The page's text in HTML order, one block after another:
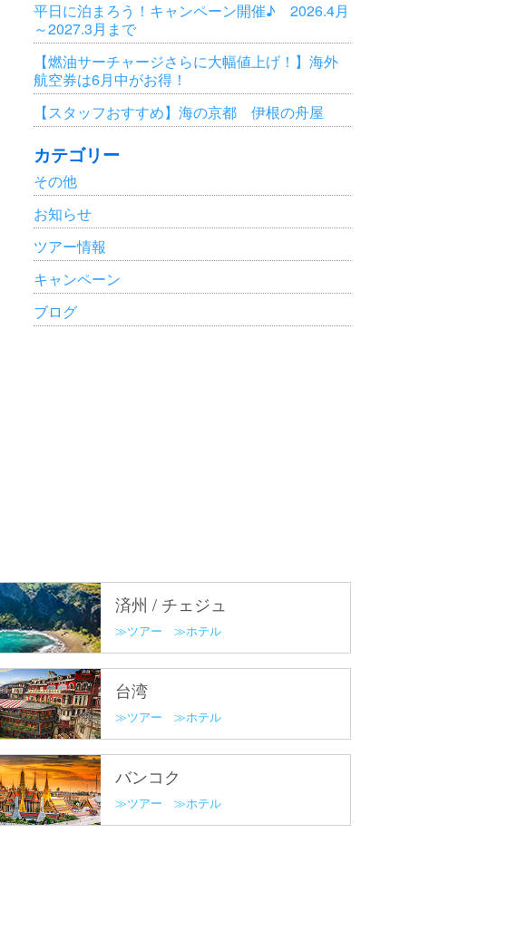
平日に泊まろう！キャンペーン開催♪ 2026.4月
～2027.3月まで
【燃油サーチャージさらに大幅値上げ！】海外
航空券は6月中がお得！
【スタッフおすすめ】海の京都 伊根の舟屋
カテゴリー
その他
お知らせ
ツアー情報
キャンペーン
ブログ
済州 / チェジュ
ツアー ホテル
台湾
ツアー ホテル
バンコク
ツアー ホテル